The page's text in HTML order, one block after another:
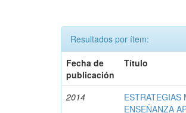
Resultados por ítem:
Fecha de
publicación
Título
2014
ESTRATEGIAS
ENSEÑANZA